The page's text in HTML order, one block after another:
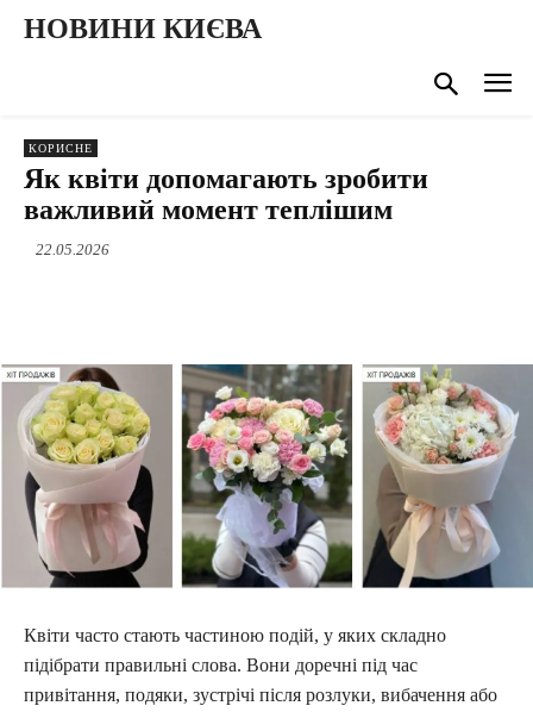
НОВИНИ КИЄВА
КОРИСНЕ
Як квіти допомагають зробити
важливий момент теплішим
22.05.2026
Квіти часто стають частиною подій, у яких складно
підібрати правильні слова. Вони доречні під час
привітання, подяки, зустрічі після розлуки, вибачення або